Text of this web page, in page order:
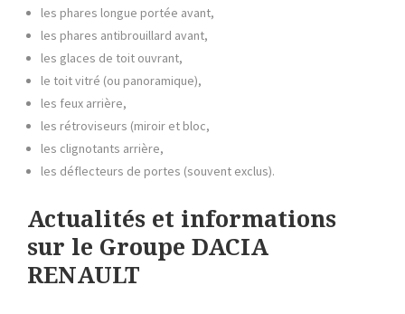
les phares longue portée avant,
les phares antibrouillard avant,
les glaces de toit ouvrant,
le toit vitré (ou panoramique),
les feux arrière,
les rétroviseurs (miroir et bloc,
les clignotants arrière,
les déflecteurs de portes (souvent exclus).
Actualités et informations
sur le Groupe DACIA
RENAULT